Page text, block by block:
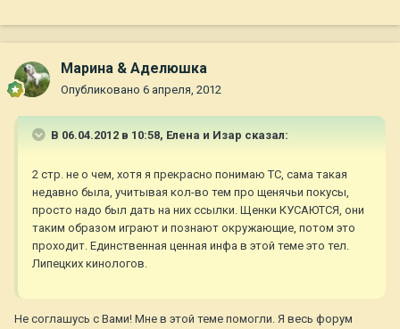
Марина & Аделюшка
Опубликовано 6 апреля, 2012
В 06.04.2012 в 10:58, Елена и Изар сказал:
2 стр. не о чем, хотя я прекрасно понимаю ТС, сама такая
недавно была, учитывая кол-во тем про щенячьи покусы,
просто надо был дать на них ссылки. Щенки КУСАЮТСЯ, они
таким образом играют и познают окружающие, потом это
проходит. Единственная ценная инфа в этой теме это тел.
Липецких кинологов.
Не соглашусь с Вами! Мне в этой теме помогли. Я весь форум